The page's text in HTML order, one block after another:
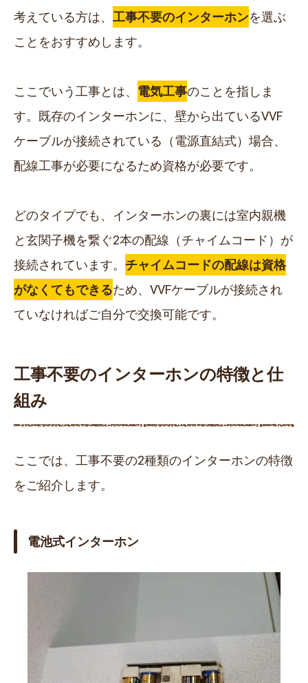
考えている方は、 工事不要のインターホンを選ぶ
ことをおすすめします。
ここでいう工事とは、 電気工事のことを指しま
す。既存のインターホンに、壁から出ているVVF
ケーブルが接続されている（電源直結式）場合、
配線工事が必要になるため資格が必要です。
どのタイプでも、インターホンの裏には室内親機
と玄関子機を繋ぐ2本の配線（チャイムコード）が
接続されています。 チャイムコードの配線は資格
がなくてもできるため、VVFケーブルが接続され
ていなければご自分で交換可能です。
工事不要のインターホンの特徴と仕
組み
ここでは、工事不要の2種類のインターホンの特徴
をご紹介します。
電池式インターホン